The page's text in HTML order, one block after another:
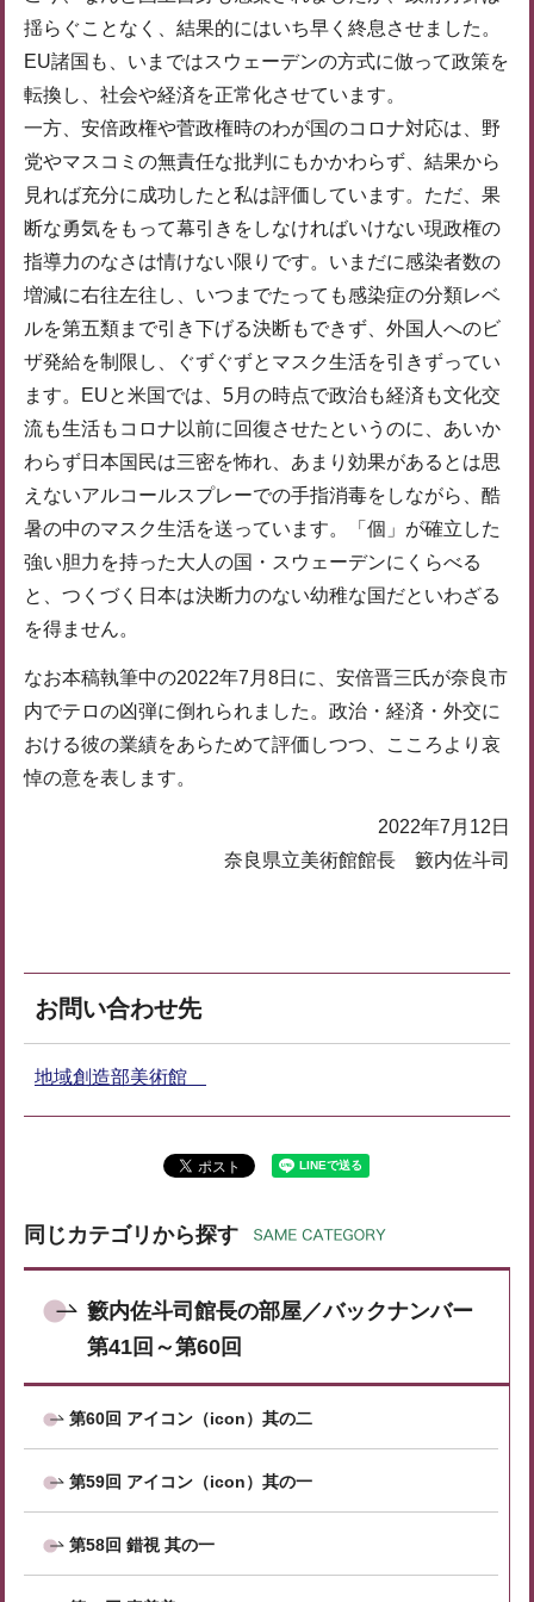
揺らぐことなく、結果的にはいち早く終息させました。
EU諸国も、いまではスウェーデンの方式に倣って政策を
転換し、社会や経済を正常化させています。
一方、安倍政権や菅政権時のわが国のコロナ対応は、野
党やマスコミの無責任な批判にもかかわらず、結果から
見れば充分に成功したと私は評価しています。ただ、果
断な勇気をもって幕引きをしなければいけない現政権の
指導力のなさは情けない限りです。いまだに感染者数の
増減に右往左往し、いつまでたっても感染症の分類レベ
ルを第五類まで引き下げる決断もできず、外国人へのビ
ザ発給を制限し、ぐずぐずとマスク生活を引きずってい
ます。EUと米国では、5月の時点で政治も経済も文化交
流も生活もコロナ以前に回復させたというのに、あいか
わらず日本国民は三密を怖れ、あまり効果があるとは思
えないアルコールスプレーでの手指消毒をしながら、酷
暑の中のマスク生活を送っています。「個」が確立した
強い胆力を持った大人の国・スウェーデンにくらべる
と、つくづく日本は決断力のない幼稚な国だといわざる
を得ません。
なお本稿執筆中の2022年7月8日に、安倍晋三氏が奈良市
内でテロの凶弾に倒れられました。政治・経済・外交に
おける彼の業績をあらためて評価しつつ、こころより哀
悼の意を表します。
2022年7月12日
奈良県立美術館館長 籔内佐斗司
お問い合わせ先
地域創造部美術館
同じカテゴリから探す
籔内佐斗司館長の部屋／バックナンバー
第41回～第60回
第60回 アイコン（icon）其の二
第59回 アイコン（icon）其の一
第58回 錯視 其の一